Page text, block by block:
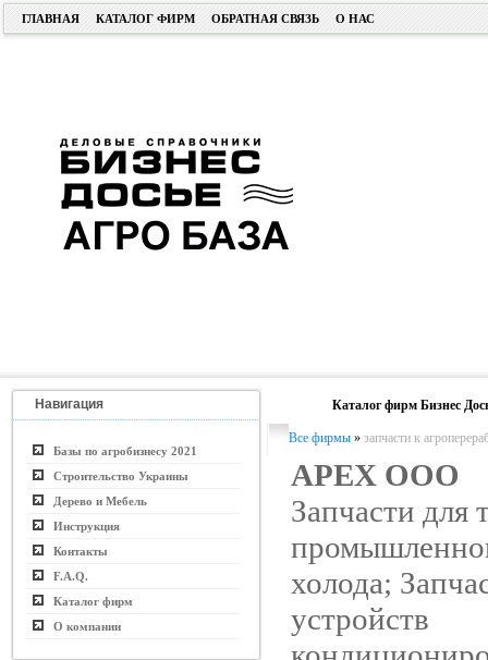
ГЛАВНАЯ КАТАЛОГ ФИРМ ОБРАТНАЯ СВЯЗЬ О НАС
Навигация
Базы по агробизнесу 2021
Строительство Украины
Дерево и Мебель
Инструкция
Контакты
F.A.Q.
Каталог фирм
О компании
Каталог фирм Бизнес
Все фирмы » запчасти к
APEX ООО
Запчасти для
холода;
устройств